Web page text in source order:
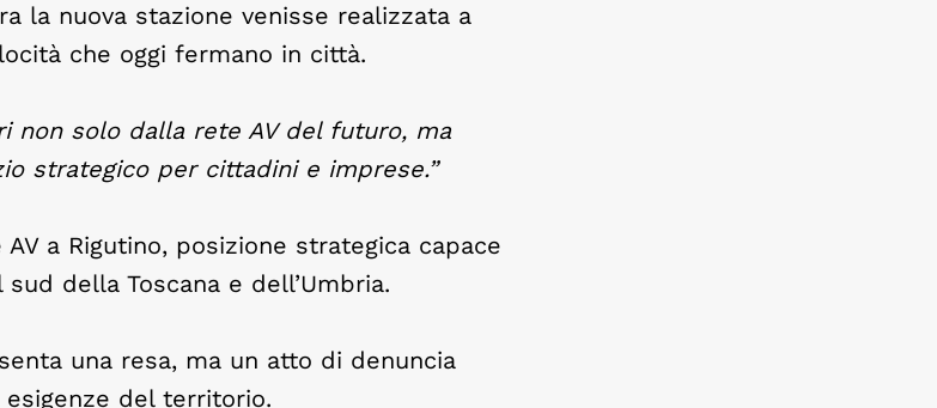
la nuova stazione venisse realizzata a
che oggi fermano in città.
non solo dalla rete AV del futuro, ma
strategico per cittadini e imprese.”
a Rigutino, posizione strategica capace
della Toscana e dell’Umbria.
una resa, ma un atto di denuncia
del territorio.